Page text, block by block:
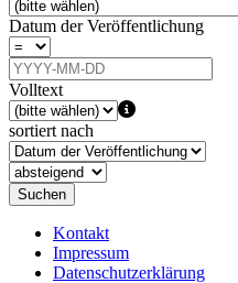
Datum der Veröffentlichung
Volltext
sortiert nach
Suchen
Kontakt
Impressum
Datenschutzerklärung